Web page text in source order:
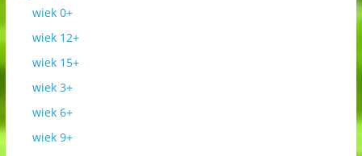
wiek 0+
wiek 12+
wiek 15+
wiek 3+
wiek 6+
wiek 9+